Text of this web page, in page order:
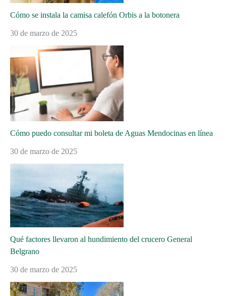
Cómo se instala la camisa calefón Orbis a la botonera
30 de marzo de 2025
Cómo puedo consultar mi boleta de Aguas Mendocinas en línea
30 de marzo de 2025
Qué factores llevaron al hundimiento del crucero General
Belgrano
30 de marzo de 2025